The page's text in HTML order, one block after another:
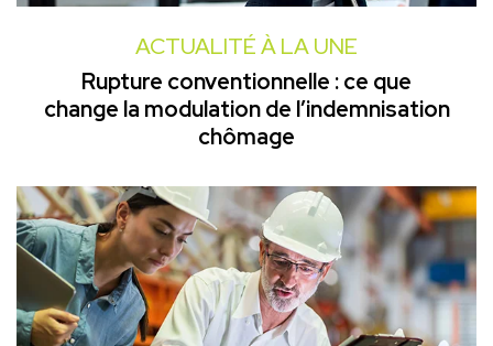
ACTUALITÉ À LA UNE
Rupture conventionnelle : ce que
change la modulation de l’indemnisation
chômage